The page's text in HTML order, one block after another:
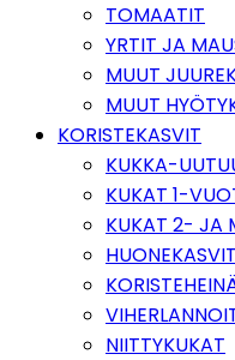
TOMAATIT
YRTIT JA
MUUT
MUUT
KORISTEKASVIT
KUKKA-
KUKAT 1-
KUKAT 2- JA
HUONEKASVIT
NIITTYKUKAT